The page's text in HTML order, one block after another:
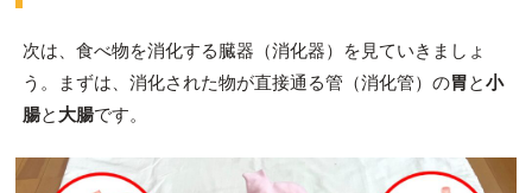
次は、食べ物を消化する臓器（消化器）を見ていきましょ
う。まずは、消化された物が直接通る管（消化管）の胃と小
腸と 大腸です。